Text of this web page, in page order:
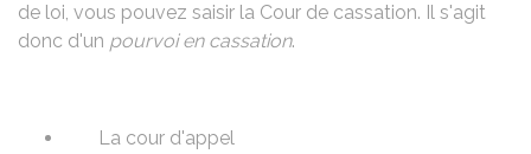
de loi, vous pouvez saisir la Cour de cassation. Il s'agit
donc d'un pourvoi en cassation.
La cour d'appel